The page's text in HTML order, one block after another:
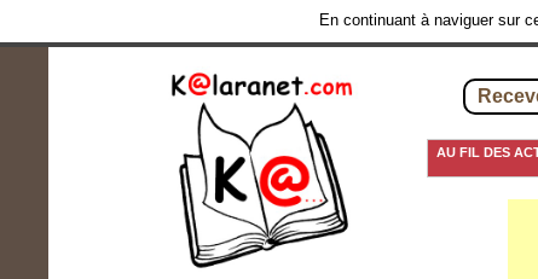
En continuant à naviguer sur
AU FIL DES
13 septembre